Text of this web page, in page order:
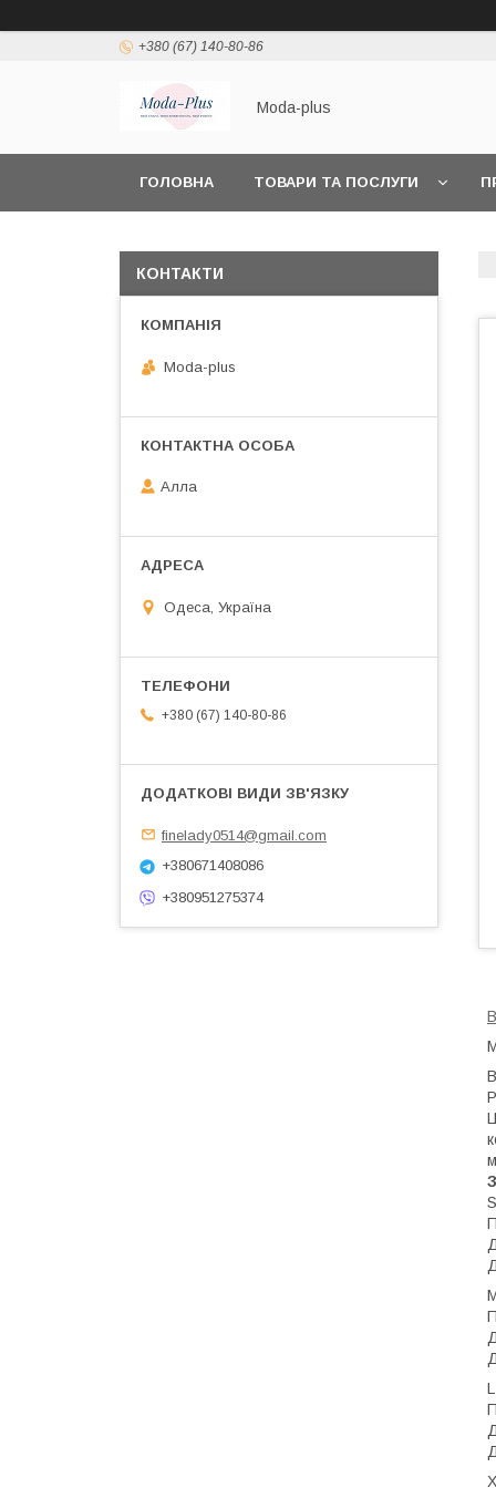
+380 (67) 140-80-86
Moda-plus
ГОЛОВНА ТОВАРИ ТА ПОСЛУГИ
S
L
КОНТАКТИ
Moda-plus
Алла
Одеса, Україна
+380 (67) 140-80-86
finelady0514@gmail.com
+380671408086
+380951275374